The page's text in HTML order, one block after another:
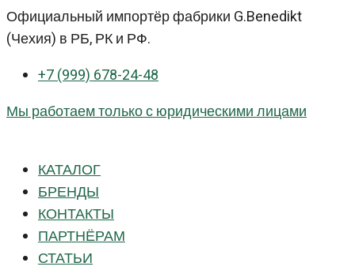
Перейти
к
Официальный импортёр фабрики G.Benedikt
(Чехия) в РБ, РК и РФ.
+7 (999) 678-24-48
Мы работаем только с юридическими лицами
КАТАЛОГ
БРЕНДЫ
КОНТАКТЫ
ПАРТНЁРАМ
СТАТЬИ